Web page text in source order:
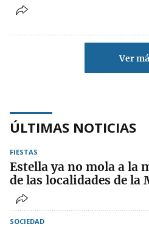
Ver
ÚLTIMAS NOTICIAS
FIESTAS
Estella ya no mola a la
de las localidades de la
SOCIEDAD